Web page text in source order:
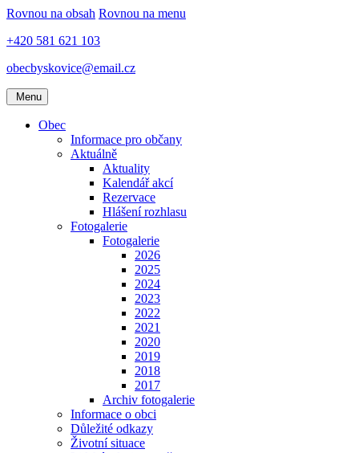
Rovnou na obsah Rovnou na menu
+420 581 621 103
obecbyskovice@email.cz
Menu
Obec
Informace pro občany
Aktuálně
Aktuality
Kalendář akcí
Rezervace
Hlášení rozhlasu
Fotogalerie
Fotogalerie
2026
2025
2024
2023
2022
2021
2020
2019
2018
2017
Archiv fotogalerie
Informace o obci
Důležité odkazy
Životní situace